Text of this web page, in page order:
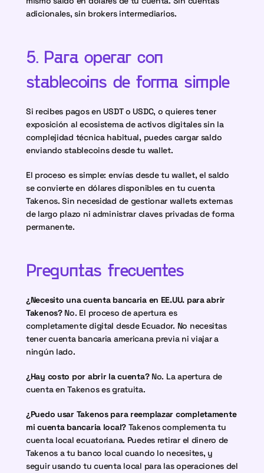
adicionales, sin brokers intermediarios.
5. Para operar con
stablecoins de forma simple
Si recibes pagos en USDT o USDC, o quieres tener
exposición al ecosistema de activos digitales sin la
complejidad técnica habitual, puedes cargar saldo
enviando stablecoins desde tu wallet.
El proceso es simple: envías desde tu wallet, el saldo
se convierte en dólares disponibles en tu cuenta
Takenos. Sin necesidad de gestionar wallets externas
de largo plazo ni administrar claves privadas de forma
permanente.
Preguntas frecuentes
¿Necesito una cuenta bancaria en EE.UU. para abrir
Takenos? No. El proceso de apertura es
completamente digital desde Ecuador. No necesitas
tener cuenta bancaria americana previa ni viajar a
ningún lado.
¿Hay costo por abrir la cuenta? No. La apertura de
cuenta en Takenos es gratuita.
¿Puedo usar Takenos para reemplazar completamente
mi cuenta bancaria local? Takenos complementa tu
cuenta local ecuatoriana. Puedes retirar el dinero de
Takenos a tu banco local cuando lo necesites, y
seguir usando tu cuenta local para las operaciones del